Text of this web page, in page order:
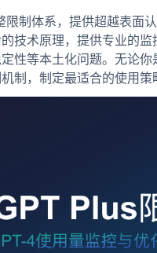
制体系，提供超越表面
技术原理，提供专业的
性等本土化问题。无论
制，制定最适合的使用策